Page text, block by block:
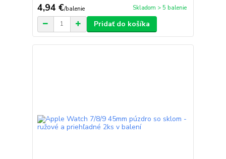
4,94 €/balenie Skladom > 5 balenie
Pridať do košíka